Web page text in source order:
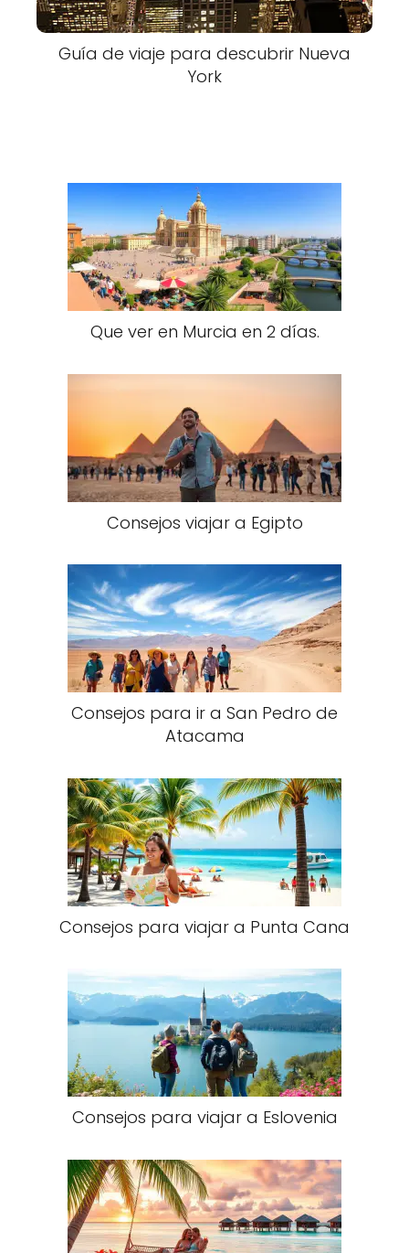
Guía de viaje para descubrir Nueva
York
Que ver en Murcia en 2 días.
Consejos viajar a Egipto
Consejos para ir a San Pedro de
Atacama
Consejos para viajar a Punta Cana​
Consejos para viajar a Eslovenia​